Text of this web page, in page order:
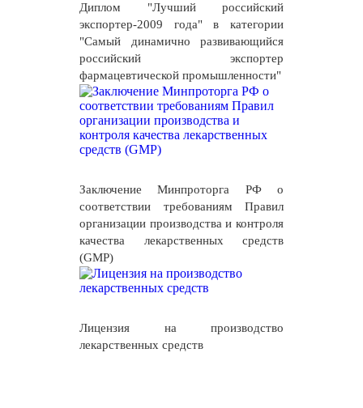
Диплом "Лучший российский
экспортер-2009 года" в категории
"Самый динамично развивающийся
российский экспортер
фармацевтической промышленности"
Заключение Минпроторга РФ о
соответствии требованиям Правил
организации производства и контроля
качества лекарственных средств
(GMP)
Лицензия на производство
лекарственных средств